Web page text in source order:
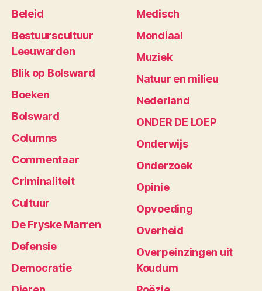
Beleid
Bestuurscultuur
Leeuwarden
Blik op Bolsward
Boeken
Bolsward
Columns
Commentaar
Criminaliteit
Cultuur
De Fryske Marren
Defensie
Democratie
Medisch
Mondiaal
Muziek
Natuur en milieu
Nederland
ONDER DE LOEP
Onderwijs
Onderzoek
Opinie
Opvoeding
Overheid
Overpeinzingen uit
Koudum